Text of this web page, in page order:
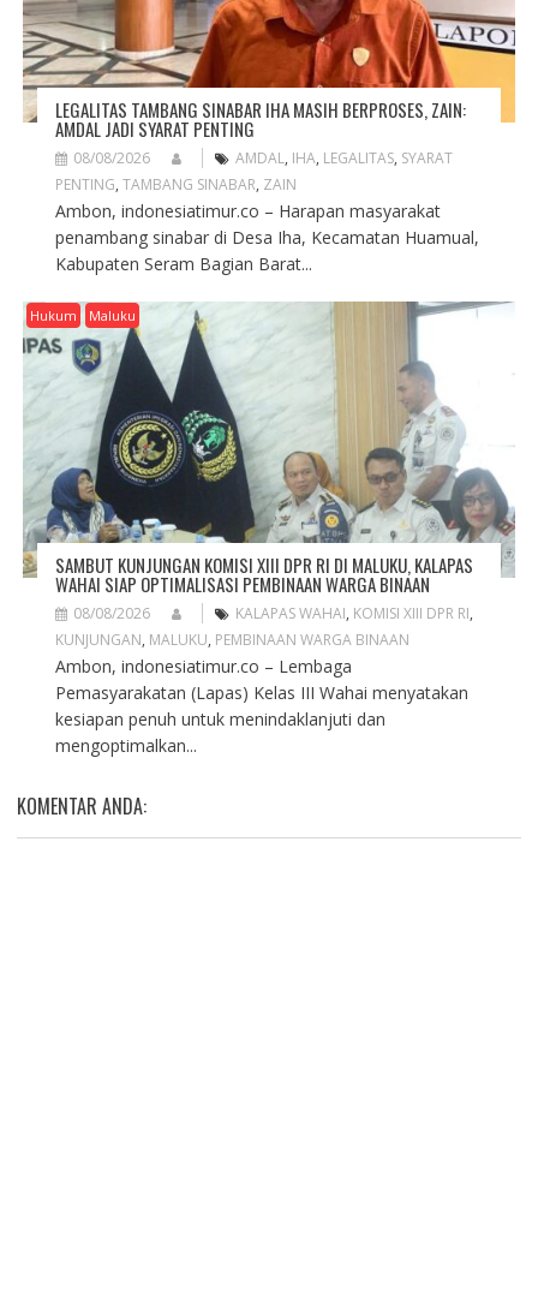
LEGALITAS TAMBANG SINABAR IHA MASIH BERPROSES, ZAIN:
AMDAL JADI SYARAT PENTING
08/08/2026 AMDAL, IHA, LEGALITAS, SYARAT
PENTING, TAMBANG SINABAR, ZAIN
Ambon, indonesiatimur.co – Harapan masyarakat
penambang sinabar di Desa Iha, Kecamatan Huamual,
Kabupaten Seram Bagian Barat...
Hukum Maluku
SAMBUT KUNJUNGAN KOMISI XIII DPR RI DI MALUKU, KALAPAS
WAHAI SIAP OPTIMALISASI PEMBINAAN WARGA BINAAN
08/08/2026 KALAPAS WAHAI, KOMISI XIII DPR RI,
KUNJUNGAN, MALUKU, PEMBINAAN WARGA BINAAN
Ambon, indonesiatimur.co – Lembaga
Pemasyarakatan (Lapas) Kelas III Wahai menyatakan
kesiapan penuh untuk menindaklanjuti dan
mengoptimalkan...
KOMENTAR ANDA: